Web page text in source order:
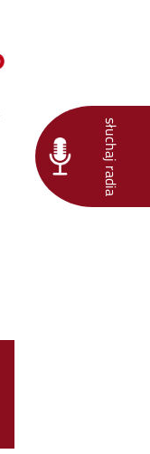
słuchaj radia